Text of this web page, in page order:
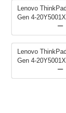
Lenovo
Gen 4-
ー
Lenovo
Gen 4-
ー